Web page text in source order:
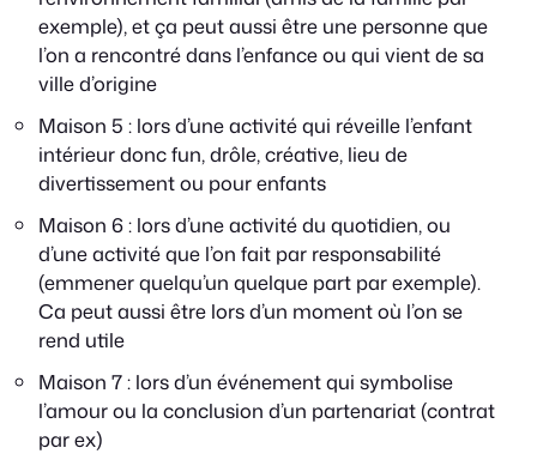
exemple), et ça peut aussi être une personne que
l’on a rencontré dans l’enfance ou qui vient de sa
ville d’origine
Maison 5 : lors d’une activité qui réveille l’enfant
intérieur donc fun, drôle, créative, lieu de
divertissement ou pour enfants
Maison 6 : lors d’une activité du quotidien, ou
d’une activité que l’on fait par responsabilité
(emmener quelqu’un quelque part par exemple).
Ca peut aussi être lors d’un moment où l’on se
rend utile
Maison 7 : lors d’un événement qui symbolise
l’amour ou la conclusion d’un partenariat (contrat
par ex)